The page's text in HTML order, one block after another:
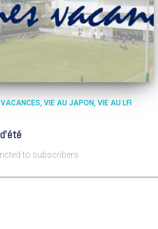
VACANCES VIE AU JAPON VIE AU LFI
to subscribers